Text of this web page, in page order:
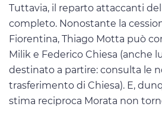
Tuttavia, il reparto attaccanti
completo. Nonostante la
Fiorentina, Thiago Motta può
Milik e Federico Chiesa (anche
destinato a partire: consulta le
trasferimento di Chiesa). E,
stima reciproca Morata non